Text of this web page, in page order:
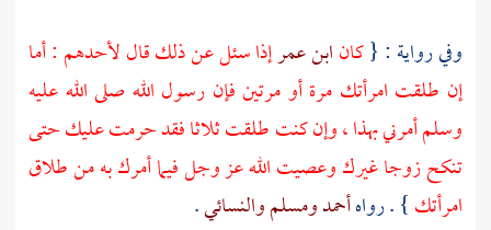
وفي رواية : {كانابن عمرإذا سئل عن ذلك قال لأحدهم : أما
إن طلقت امرأتك مرة أو مرتين فإن رسول الله صلى الله عليه
وسلم أمرني بهذا ، وإن كنت طلقت ثلاثا فقد حرمت عليك حتى
تنكح زوجا غيرك وعصيت الله عز وجل فيما أمرك به من طلاق
امرأتك} . رواهأحمدومسلموالنسائي.